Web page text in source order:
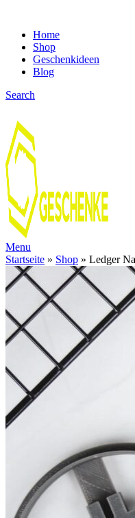
Home
Shop
Geschenkideen
Blog
Search
Menu
Startseite » Shop » Ledger